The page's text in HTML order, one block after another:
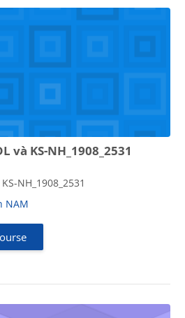
và KS-NH_1908_2531
NH_1908_2531
NAM